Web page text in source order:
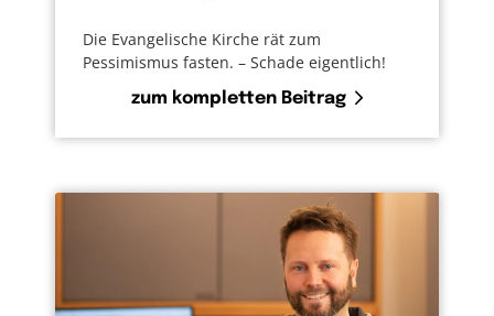
Die Evangelische Kirche rät zum
Pessimismus fasten. – Schade eigentlich!
zum kompletten Beitrag